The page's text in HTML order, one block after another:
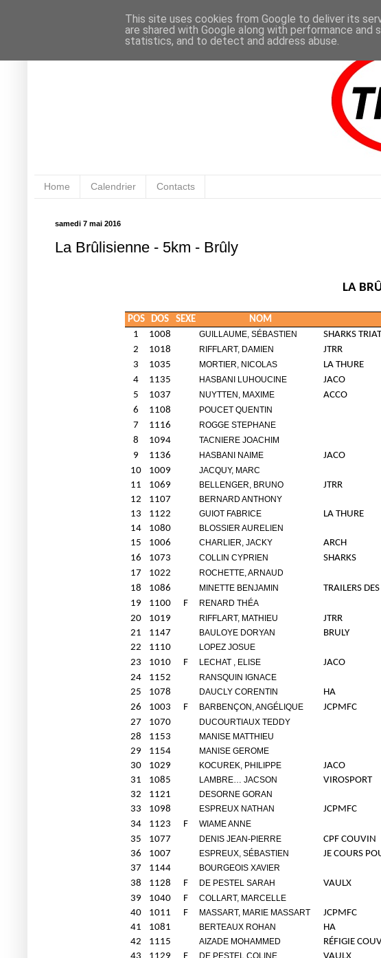
Home Calendrier Contacts
samedi 7 mai 2016
La Brûlisienne - 5km - Brûly
LA
POS
DOS SEXE NOM
1
1008 GUILLAUME, SÉBASTIEN SHARKS
2
1018 RIFFLART, DAMIEN JTRR
3
1035 MORTIER, NICOLAS LA THURE
4
1135 HASBANI LUHOUCINE JACO
5
1037 NUYTTEN, MAXIME ACCO
6
1108 POUCET QUENTIN
7
1116 ROGGE STEPHANE
8
1094 TACNIERE JOACHIM
9
1136 HASBANI NAIME JACO
10
1009 JACQUY, MARC
11
1069 BELLENGER, BRUNO JTRR
12
1107 BERNARD ANTHONY
13
1122 GUIOT FABRICE LA THURE
14
1080 BLOSSIER AURELIEN
15
1006 CHARLIER, JACKY ARCH
16
1073 COLLIN CYPRIEN SHARKS
17
1022 ROCHETTE, ARNAUD
18
1086 MINETTE BENJAMIN TRAILERS
19
1100 F RENARD THÉA
20
1019 RIFFLART, MATHIEU JTRR
21
1147 BAULOYE DORYAN BRULY
22
1110 LOPEZ JOSUE
23
1010 F LECHAT , ELISE JACO
24
1152 RANSQUIN IGNACE
25
1078 DAUCLY CORENTIN HA
26
1003 F BARBENÇON, ANGÉLIQUE JCPMFC
27
1070 DUCOURTIAUX TEDDY
28
1153 MANISE MATTHIEU
29
1154 MANISE GEROME
30
1029 KOCUREK, PHILIPPE JACO
31
1085 LAMBRE… JACSON VIROSPORT
32
1121 DESORNE GORAN
33
1098 ESPREUX NATHAN JCPMFC
34
1123 F WIAME ANNE
35
1077 DENIS JEAN-PIERRE CPF COUVIN
36
1007 ESPREUX, SÉBASTIEN JE COURS
37
1144 BOURGEOIS XAVIER
38
1128 F DE PESTEL SARAH VAULX
39
1040 F COLLART, MARCELLE
40
1011 F MASSART, MARIE MASSART JCPMFC
41
1081 BERTEAUX ROHAN HA
42
1115 AIZADE MOHAMMED RÉFIGIE
This site uses cookies from Google to deliver its
are shared with Google along with performance
statistics, and to detect and address abuse.